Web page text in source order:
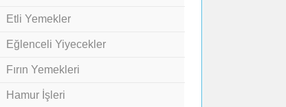
Etli Yemekler
Eğlenceli Yiyecekler
Fırın Yemekleri
Hamur İşleri